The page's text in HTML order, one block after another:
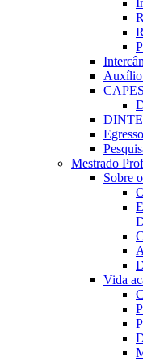
Auxílio
Mestrado
Sobre
Vida